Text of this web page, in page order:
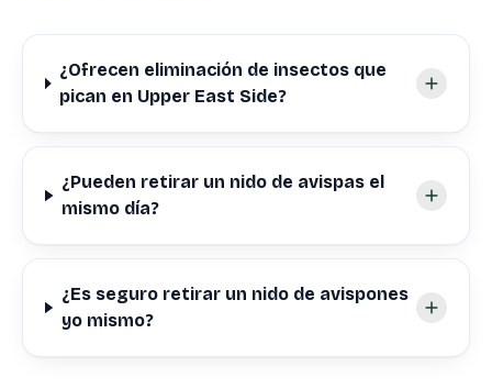
¿Ofrecen eliminación de insectos que
pican en Upper East Side?
¿Pueden retirar un nido de avispas el
mismo día?
¿Es seguro retirar un nido de avispones
yo mismo?